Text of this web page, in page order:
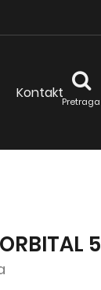
Kontakt
Pretraga